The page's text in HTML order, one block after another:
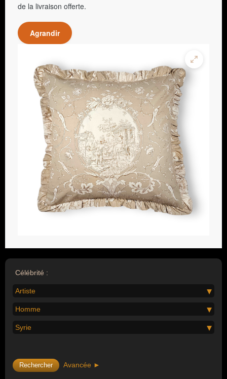
de la livraison offerte.
Agrandir
Célébrité :
Artiste
Homme
Syrie
Avancée ►